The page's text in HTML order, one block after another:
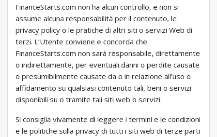
FinanceStarts.com non ha alcun controllo, e non si
assume alcuna responsabilità per il contenuto, le
privacy policy o le pratiche di altri siti o servizi Web di
terzi. L’Utente conviene e concorda che
FinanceStarts.com non sarà responsabile, direttamente
o indirettamente, per eventuali danni o perdite causate
o presumibilmente causate da o in relazione all’uso o
affidamento su qualsiasi contenuto tali, beni o servizi
disponibili su o tramite tali siti web o servizi.
Si consiglia vivamente di leggere i termini e le condizioni
e le politiche sulla privacy di tutti i siti web di terze parti